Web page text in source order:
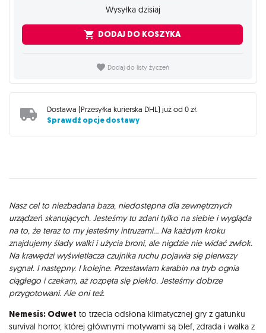
Wysyłka dzisiaj
DODAJ DO KOSZYKA
Dodaj do listy życzeń
Dostawa (Przesyłka kurierska DHL ) już od 0 zł
Sprawdź opcje dostawy
Opis
Nasz cel to niezbadana baza, niedostępna dla zewnętrznych
urządzeń skanujących. Jesteśmy tu zdani tylko na siebie i wygląda
na to, że teraz to my jesteśmy intruzami… Na każdym kroku
znajdujemy ślady walki i użycia broni, ale nigdzie nie widać zwłok.
Na krawędzi wyświetlacza czujnika ruchu pojawia się pierwszy
sygnał. I następny. I kolejne. Przestawiam karabin na tryb ognia
ciągłego i czekam, aż rozpęta się piekło. Jesteśmy dobrze
przygotowani. Ale oni też.
Nemesis: Odwet to trzecia odsłona klimatycznej gry z gatunku
survival horror, której głównymi motywami są blef, zdrada i walka z